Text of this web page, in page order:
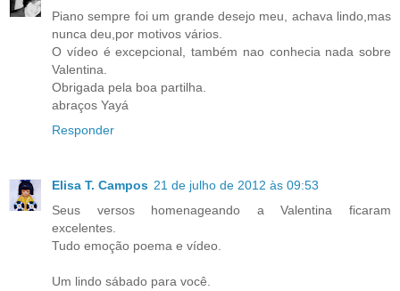
Piano sempre foi um grande desejo meu, achava lindo,mas
nunca deu,por motivos vários.
O vídeo é excepcional, também nao conhecia nada sobre
Valentina.
Obrigada pela boa partilha.
abraços Yayá
Responder
Elisa T. Campos 21 de julho de 2012 às 09:53
Seus versos homenageando a Valentina ficaram
excelentes.
Tudo emoção poema e vídeo.
Um lindo sábado para você.